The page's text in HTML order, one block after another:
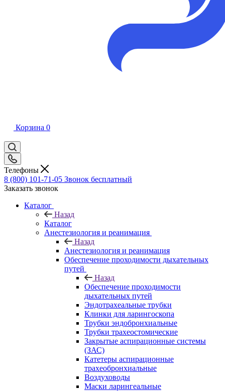
Корзина 0
Телефоны
8 (800) 101-71-05 Звонок бесплатный
Заказать звонок
Каталог
Назад
Каталог
Анестезиология и реанимация
Назад
Анестезиология и реанимация
Обеспечение проходимости дыхательных
путей
Назад
Обеспечение проходимости
дыхательных путей
Эндотрахеальные трубки
Клинки для ларингоскопа
Трубки эндобронхиальные
Трубки трахеостомические
Закрытые аспирационные системы
(ЗАС)
Катетеры аспирационные
трахеобронхиальные
Воздуховоды
Маски ларингеальные